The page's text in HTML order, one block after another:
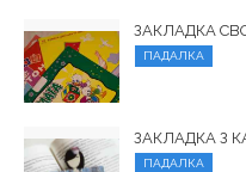
ЗАКЛАДКА
ПАДАЛКА
ЗАКЛАДКА З
ПАДАЛКА